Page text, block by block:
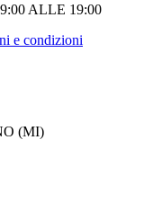
ALLE 19:00
e condizioni
(MI)